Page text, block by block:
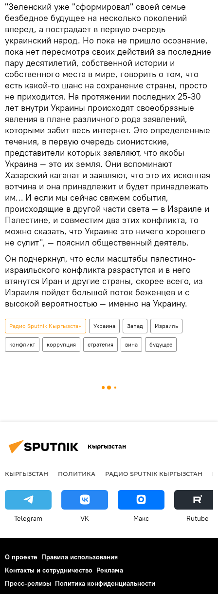
"Зеленский уже "сформировал" своей семье
безбедное будущее на несколько поколений
вперед, а пострадает в первую очередь
украинский народ. Но пока не пришло осознание,
пока нет пересмотра своих действий за последние
пару десятилетий, собственной истории и
собственного места в мире, говорить о том, что
есть какой-то шанс на сохранение страны, просто
не приходится. На протяжении последних 25-30
лет внутри Украины происходят своеобразные
явления в плане различного рода заявлений,
которыми забит весь интернет. Это определенные
течения, в первую очередь сионистские,
представители которых заявляют, что якобы
Украина — это их земля. Они вспоминают
Хазарский каганат и заявляют, что это их исконная
вотчина и она принадлежит и будет принадлежать
им… И если мы сейчас свяжем события,
происходящие в другой части света ― в Израиле и
Палестине, и совместим два этих конфликта, то
можно сказать, что Украине это ничего хорошего
не сулит", ― пояснил общественный деятель.
Он подчеркнул, что если масштабы палестино-
израильского конфликта разрастутся и в него
втянутся Иран и другие страны, скорее всего, из
Израиля пойдет большой поток беженцев и с
высокой вероятностью — именно на Украину.
Радио Sputnik Кыргызстан Украина Запад Израиль
конфликт коррупция стратегия вина будущее
Кыргызстан
КЫРГЫЗСТАН ПОЛИТИКА РАДИО SPUTNIK КЫРГЫЗСТАН
Telegram VK Макс Rutube
О проекте Правила использования
Контакты и сотрудничество Реклама
Пресс-релизы Политика конфиденциальности